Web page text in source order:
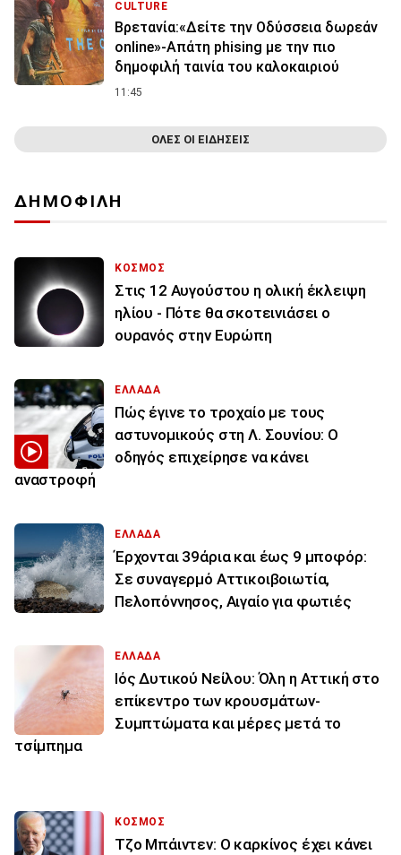
CULTURE
Βρετανία:«Δείτε την Οδύσσεια δωρεάν
online»-Απάτη phising με την πιο
δημοφιλή ταινία του καλοκαιριού
11:45
ΟΛΕΣ ΟΙ ΕΙΔΗΣΕΙΣ
ΔΗΜΟΦΙΛΗ
ΚΟΣΜΟΣ
Στις 12 Αυγούστου η ολική έκλειψη
ηλίου - Πότε θα σκοτεινιάσει ο
ουρανός στην Ευρώπη
ΕΛΛΑΔΑ
Πώς έγινε το τροχαίο με τους
αστυνομικούς στη Λ. Σουνίου: Ο
οδηγός επιχείρησε να κάνει
αναστροφή
ΕΛΛΑΔΑ
Έρχονται 39άρια και έως 9 μποφόρ:
Σε συναγερμό Αττικοιβοιωτία,
Πελοπόννησος, Αιγαίο για φωτιές
ΕΛΛΑΔΑ
Ιός Δυτικού Νείλου: Όλη η Αττική στο
επίκεντρο των κρουσμάτων-
Συμπτώματα και μέρες μετά το
τσίμπημα
ΚΟΣΜΟΣ
Τζο Μπάιντεν: Ο καρκίνος έχει κάνει